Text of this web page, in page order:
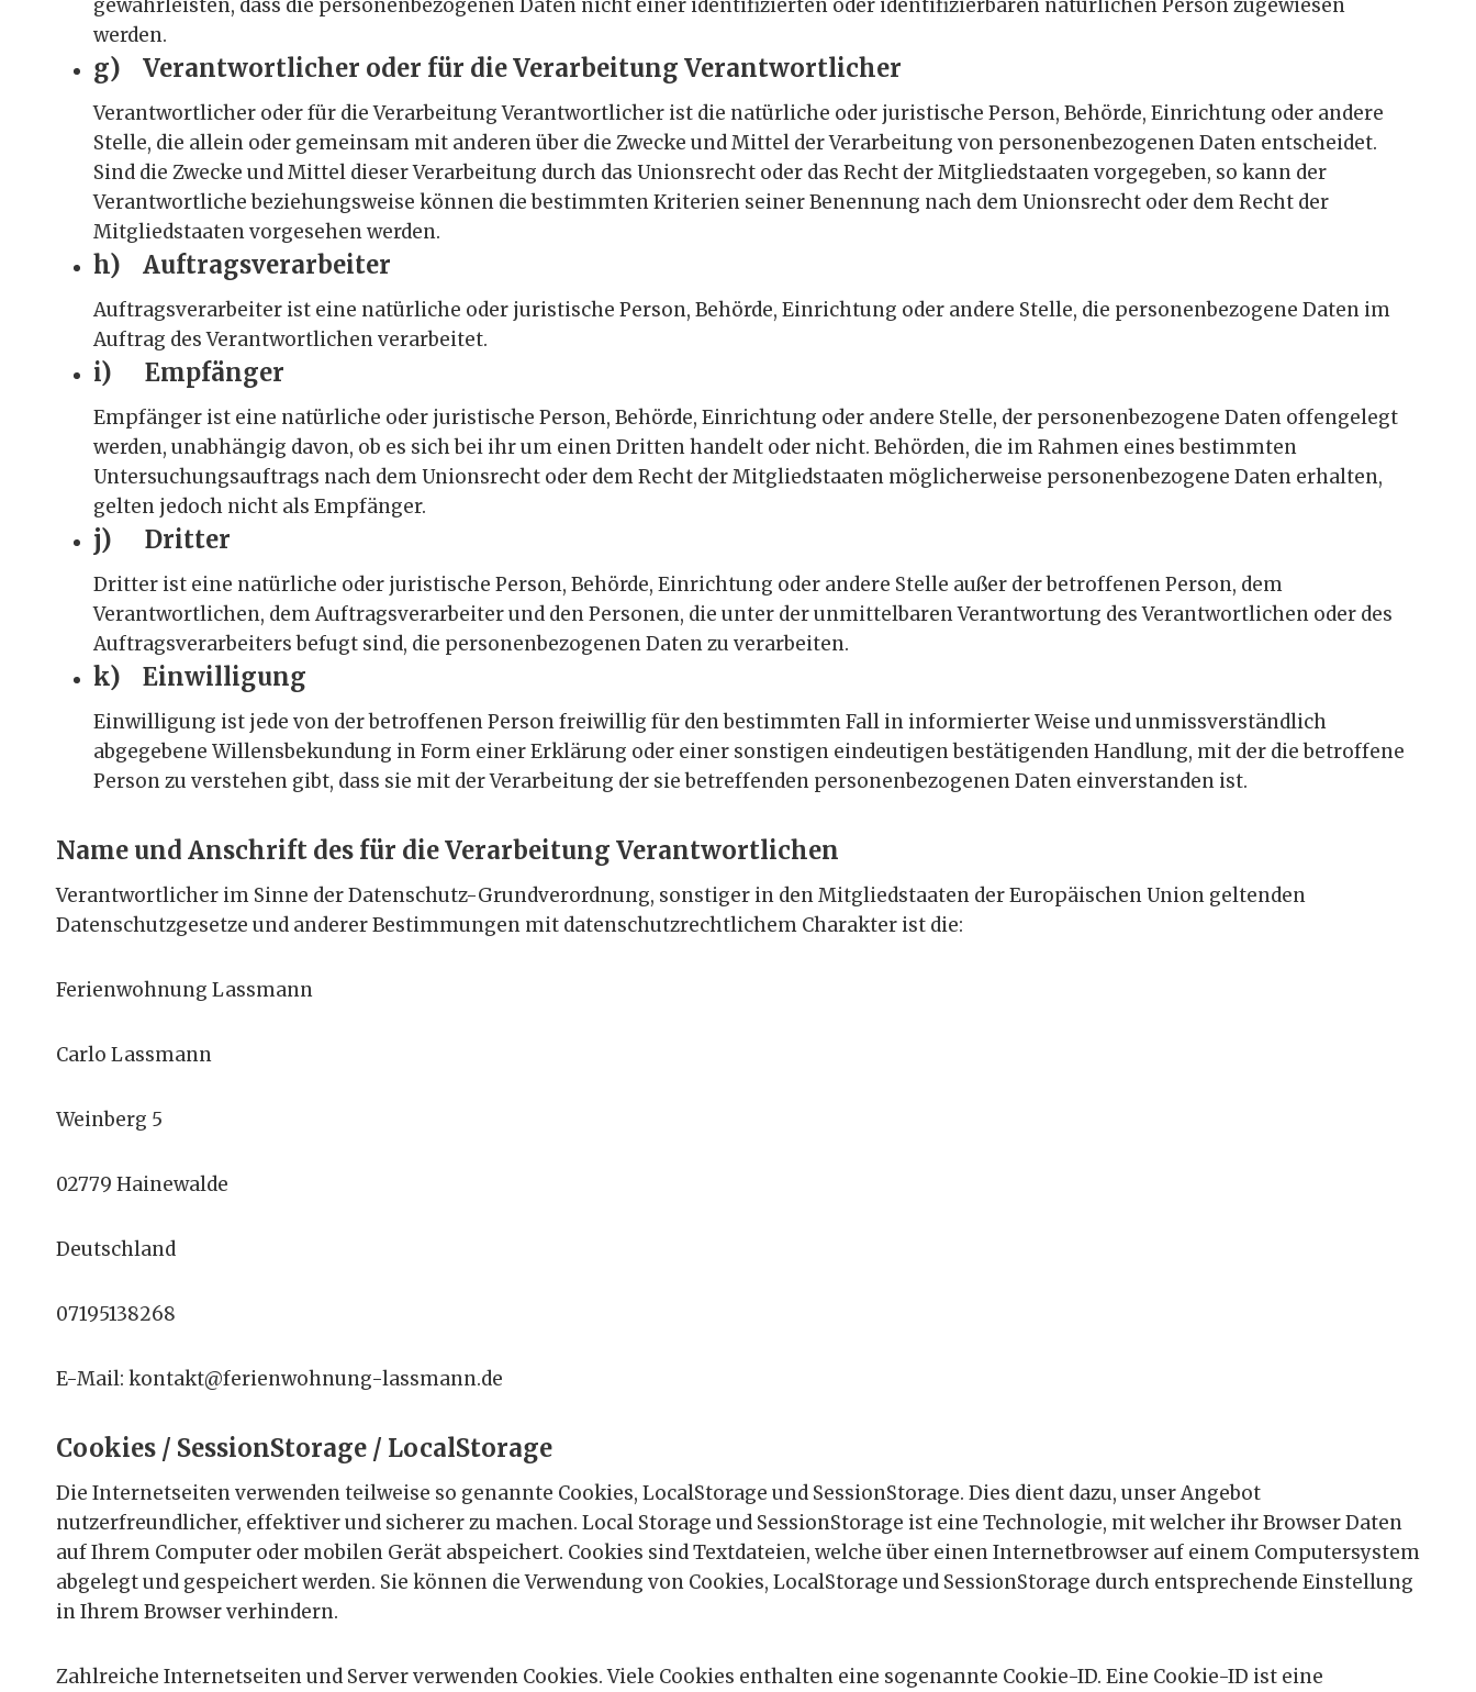
gewährleisten, dass die personenbezogenen Daten nicht einer identifizierten oder identifizierbaren natürlichen Person zugewiesen
werden.
g) Verantwortlicher oder für die Verarbeitung Verantwortlicher
Verantwortlicher oder für die Verarbeitung Verantwortlicher ist die natürliche oder juristische Person, Behörde, Einrichtung oder andere
Stelle, die allein oder gemeinsam mit anderen über die Zwecke und Mittel der Verarbeitung von personenbezogenen Daten entscheidet.
Sind die Zwecke und Mittel dieser Verarbeitung durch das Unionsrecht oder das Recht der Mitgliedstaaten vorgegeben, so kann der
Verantwortliche beziehungsweise können die bestimmten Kriterien seiner Benennung nach dem Unionsrecht oder dem Recht der
Mitgliedstaaten vorgesehen werden.
h) Auftragsverarbeiter
Auftragsverarbeiter ist eine natürliche oder juristische Person, Behörde, Einrichtung oder andere Stelle, die personenbezogene Daten im
Auftrag des Verantwortlichen verarbeitet.
i) Empfänger
Empfänger ist eine natürliche oder juristische Person, Behörde, Einrichtung oder andere Stelle, der personenbezogene Daten offengelegt
werden, unabhängig davon, ob es sich bei ihr um einen Dritten handelt oder nicht. Behörden, die im Rahmen eines bestimmten
Untersuchungsauftrags nach dem Unionsrecht oder dem Recht der Mitgliedstaaten möglicherweise personenbezogene Daten erhalten,
gelten jedoch nicht als Empfänger.
j) Dritter
Dritter ist eine natürliche oder juristische Person, Behörde, Einrichtung oder andere Stelle außer der betroffenen Person, dem
Verantwortlichen, dem Auftragsverarbeiter und den Personen, die unter der unmittelbaren Verantwortung des Verantwortlichen oder des
Auftragsverarbeiters befugt sind, die personenbezogenen Daten zu verarbeiten.
k) Einwilligung
Einwilligung ist jede von der betroffenen Person freiwillig für den bestimmten Fall in informierter Weise und unmissverständlich
abgegebene Willensbekundung in Form einer Erklärung oder einer sonstigen eindeutigen bestätigenden Handlung, mit der die betroffene
Person zu verstehen gibt, dass sie mit der Verarbeitung der sie betreffenden personenbezogenen Daten einverstanden ist.
Name und Anschrift des für die Verarbeitung Verantwortlichen
Verantwortlicher im Sinne der Datenschutz-Grundverordnung, sonstiger in den Mitgliedstaaten der Europäischen Union geltenden
Datenschutzgesetze und anderer Bestimmungen mit datenschutzrechtlichem Charakter ist die:
Ferienwohnung Lassmann
Carlo Lassmann
Weinberg 5
02779 Hainewalde
Deutschland
07195138268
E-Mail: kontakt@ferienwohnung-lassmann.de
Cookies / SessionStorage / LocalStorage
Die Internetseiten verwenden teilweise so genannte Cookies, LocalStorage und SessionStorage. Dies dient dazu, unser Angebot
nutzerfreundlicher, effektiver und sicherer zu machen. Local Storage und SessionStorage ist eine Technologie, mit welcher ihr Browser Daten
auf Ihrem Computer oder mobilen Gerät abspeichert. Cookies sind Textdateien, welche über einen Internetbrowser auf einem Computersystem
abgelegt und gespeichert werden. Sie können die Verwendung von Cookies, LocalStorage und SessionStorage durch entsprechende Einstellung
in Ihrem Browser verhindern.
Zahlreiche Internetseiten und Server verwenden Cookies. Viele Cookies enthalten eine sogenannte Cookie-ID. Eine Cookie-ID ist eine